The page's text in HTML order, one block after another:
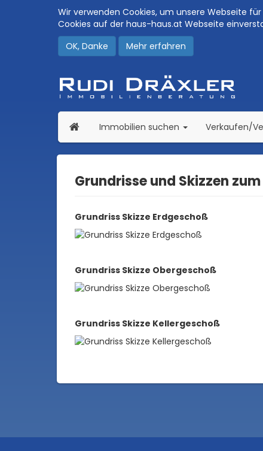
Wir verwenden Cookies, um unsere Webseite
Cookies auf der haus-haus.at Webseite
OK, Danke
Mehr erfahren
Immobilien suchen (current)Verkaufen/
Grundrisse und Skizzen
Grundriss Skizze Erdgeschoß
Grundriss Skizze Obergeschoß
Grundriss Skizze Kellergeschoß